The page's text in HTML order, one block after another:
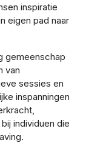
inspiratie
eigen pad naar
gemeenschap
van
sessies en
inspanningen
individuen die